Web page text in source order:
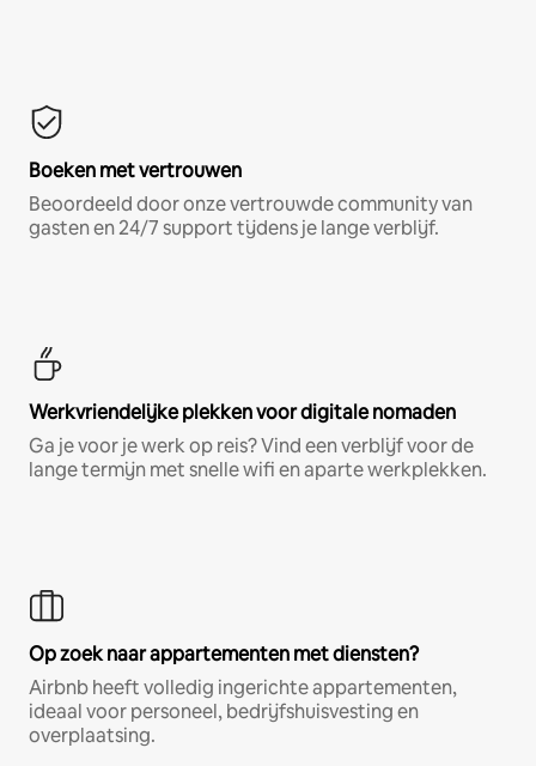
Boeken met vertrouwen
Beoordeeld door onze vertrouwde community van
gasten en 24/7 support tijdens je lange verblijf.
Werkvriendelijke plekken voor digitale nomaden
Ga je voor je werk op reis? Vind een verblijf voor de
lange termijn met snelle wifi en aparte werkplekken.
Op zoek naar appartementen met diensten?
Airbnb heeft volledig ingerichte appartementen,
ideaal voor personeel, bedrijfshuisvesting en
overplaatsing.